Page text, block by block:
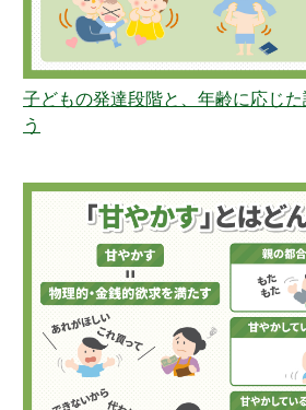
子どもの発達段階と、年齢に応じ
う